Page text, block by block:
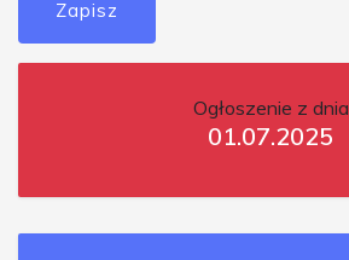
Zapisz
Ogłoszenie z dnia
01.07.2025